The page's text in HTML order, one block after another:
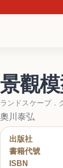
景觀
ランドスケープ．
奧川泰弘
出版社
書籍代號
ISBN